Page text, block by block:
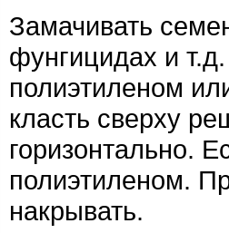
Замачивать
фунгицидах и
полиэтиленом
класть сверху
горизонтально.
полиэтиленом.
накрывать.